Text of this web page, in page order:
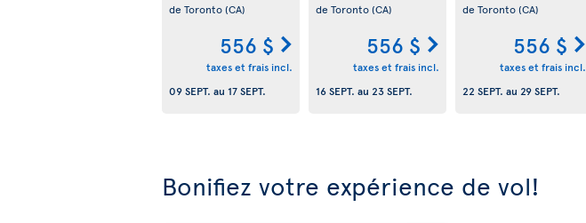
de Toronto(CA)
556 $
taxes et frais incl.
09 SEPT. au 17 SEPT.
de Toronto(CA)
556 $
taxes et frais incl.
16 SEPT. au 23 SEPT.
de Toronto(CA)
556 $
taxes et frais incl.
22 SEPT. au 29 SEPT.
Bonifiez votre expérience de vol!